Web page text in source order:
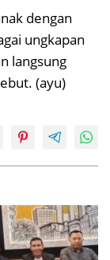
dengan
ungkapan
langsung
(ayu)